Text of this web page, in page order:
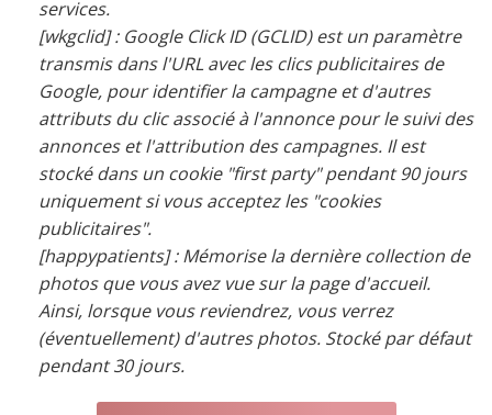
services.
[wkgclid] : Google Click ID (GCLID) est un paramètre
transmis dans l'URL avec les clics publicitaires de
Google, pour identifier la campagne et d'autres
attributs du clic associé à l'annonce pour le suivi des
annonces et l'attribution des campagnes. Il est
stocké dans un cookie "first party" pendant 90 jours
uniquement si vous acceptez les "cookies
publicitaires".
[happypatients] : Mémorise la dernière collection de
photos que vous avez vue sur la page d'accueil.
Ainsi, lorsque vous reviendrez, vous verrez
(éventuellement) d'autres photos. Stocké par défaut
pendant 30 jours.